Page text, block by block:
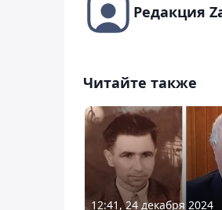
Редакция
Читайте также
12:41, 24 декабря 2024